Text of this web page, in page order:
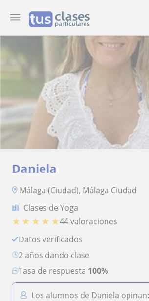
Daniela
Málaga (Ciudad), Málaga Ciudad
Clases de Yoga
★ ★ ★ ★ ★44 valoraciones
Datos verificados
2 años dando clase
Tasa de respuesta 100%
Los alumnos de Daniela opinan: